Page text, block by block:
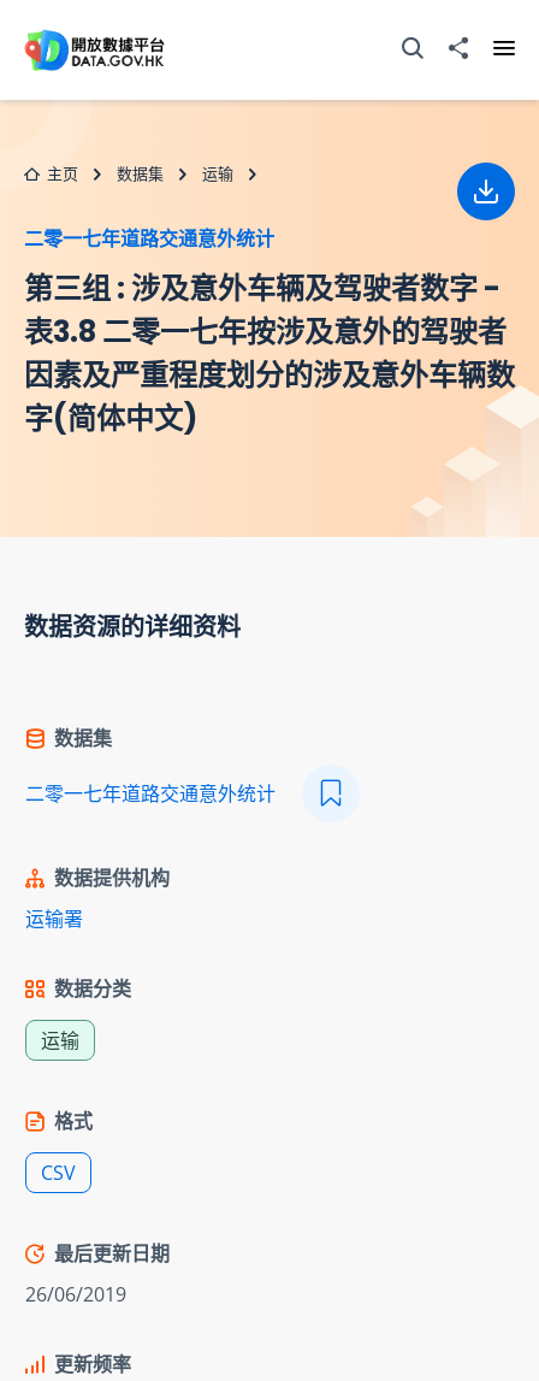
打开搜寻器分享至
主页 数据集 运输
二零一七年道路交通意外统计
第三组 : 涉及意外车辆及驾驶者数字 -
表3.8 二零一七年按涉及意外的驾驶者
因素及严重程度划分的涉及意外车辆数
字(简体中文)
下载
数据资源的详细资料
数据集
二零一七年道路交通意外统计
数据提供机构
运输署
数据分类
运输
格式
CSV
最后更新日期
26/06/2019
更新频率